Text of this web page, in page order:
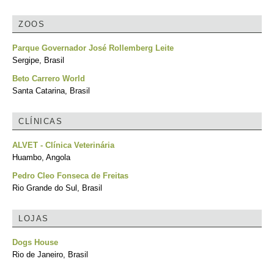
ZOOS
Parque Governador José Rollemberg Leite
Sergipe, Brasil
Beto Carrero World
Santa Catarina, Brasil
CLÍNICAS
ALVET - Clínica Veterinária
Huambo, Angola
Pedro Cleo Fonseca de Freitas
Rio Grande do Sul, Brasil
LOJAS
Dogs House
Rio de Janeiro, Brasil